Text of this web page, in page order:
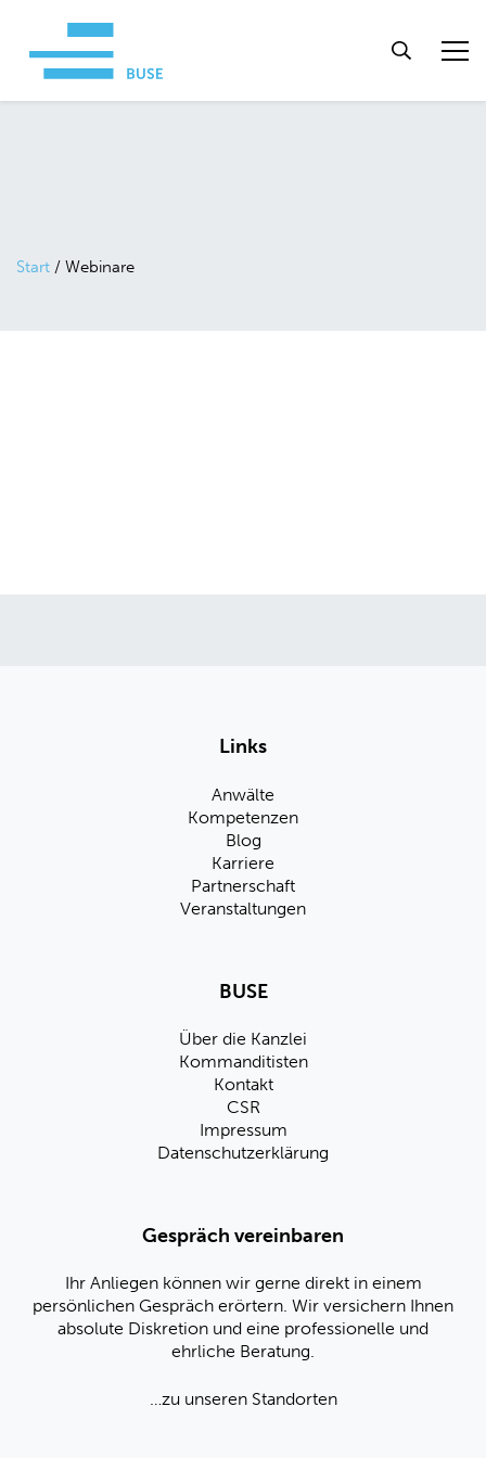
Start / Webinare
Links
Anwälte
Kompetenzen
Blog
Karriere
Partnerschaft
Veranstaltungen
BUSE
Über die Kanzlei
Kommanditisten
Kontakt
CSR
Impressum
Datenschutzerklärung
Gespräch vereinbaren
Ihr Anliegen können wir gerne direkt in einem
persönlichen Gespräch erörtern. Wir versichern Ihnen
absolute Diskretion und eine professionelle und
ehrliche Beratung.
…zu unseren Standorten